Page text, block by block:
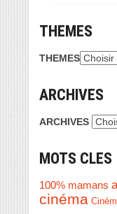
THEMES
THEMES
ARCHIVES
ARCHIVES
MOTS CLES
100% mamans
cinéma